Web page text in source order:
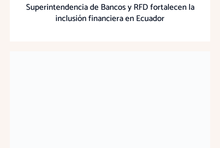
Superintendencia de Bancos y RFD fortalecen la
inclusión financiera en Ecuador